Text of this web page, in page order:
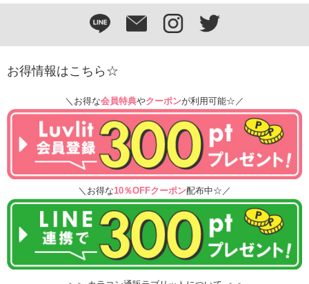
お得情報はこちら☆
＼お得な会員特典やクーポンが利用可能☆／
＼お得な10％OFFクーポン配布中☆／